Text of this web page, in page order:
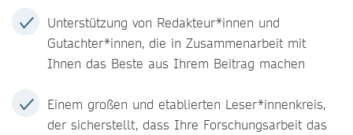
Unterstützung von Redakteur*innen und
Gutachter*innen, die in Zusammenarbeit mit
Ihnen das Beste aus Ihrem Beitrag machen
Einem großen und etablierten Leser*innenkreis,
der sicherstellt, dass Ihre Forschungsarbeit das